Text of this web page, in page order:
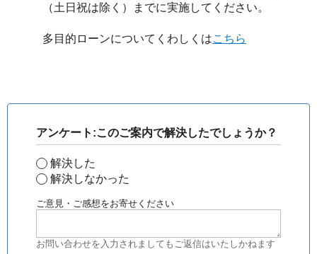
（土日祝は除く）までに実施してください。
多目的ローンについてくわしくはこちら
アンケート:このご案内で解決したでしょうか？
解決した
解決しなかった
ご意見・ご感想をお寄せください
お問い合わせを入力されましてもご返信はいたしかねます